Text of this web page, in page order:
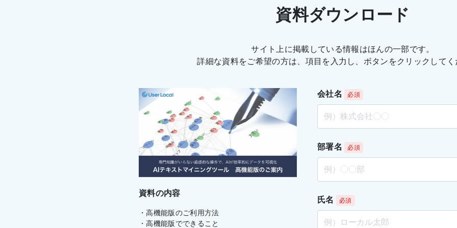
資料ダウンロード
サイト上に掲載している情報はほんの一部です。
詳細な資料をご希望の方は、項目を入力し、ボタンをクリックして
資料の内容
・高機能版のご利用方法
・高機能版でできること
会社名 必須
部署名 必須
氏名 必須